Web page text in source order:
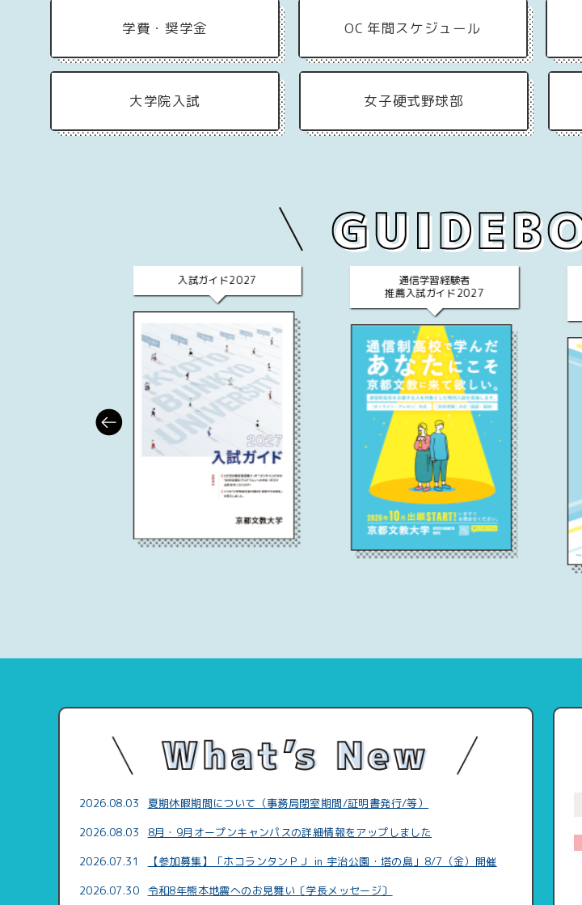
学費・奨学金 OC 年間スケジュール
大学院入試 女子硬式野球部
入試ガイド2027
通信学習経験者
推薦入試ガイド2027
2026.08.03
夏期休暇期間について（事務局閉室期間/証明書発行/等）
2026.08.03
8月・9月オープンキャンパスの詳細情報をアップしました
2026.07.31
【参加募集】「ホコランタンＰＪ in 宇治公園・塔の島」8/7（金）開催
2026.07.30
令和8年熊本地震へのお見舞い〔学長メッセージ〕